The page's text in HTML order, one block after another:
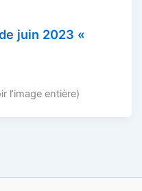
juin 2023 «
l’image entière)